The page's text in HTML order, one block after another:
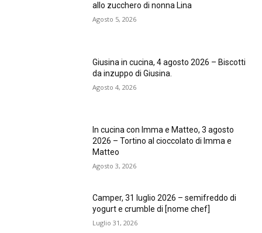
allo zucchero di nonna Lina
Agosto 5, 2026
Giusina in cucina, 4 agosto 2026 – Biscotti
da inzuppo di Giusina.
Agosto 4, 2026
In cucina con Imma e Matteo, 3 agosto
2026 – Tortino al cioccolato di Imma e
Matteo
Agosto 3, 2026
Camper, 31 luglio 2026 – semifreddo di
yogurt e crumble di [nome chef]
Luglio 31, 2026